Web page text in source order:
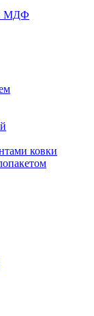
МДФ
ковки